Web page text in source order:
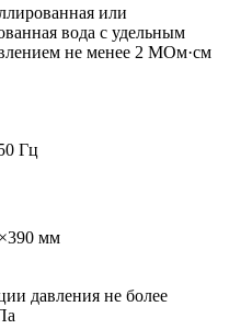
или
вода с удельным
не менее 2 МОм·см
Гц
мм
давления не более